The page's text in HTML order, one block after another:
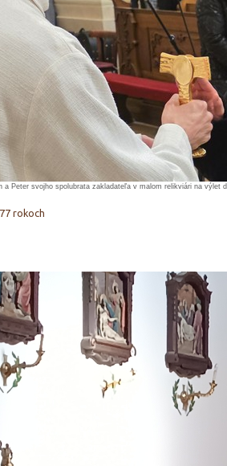
a Peter svojho spolubrata zakladateľa v malom relikviári na výlet
rokoch